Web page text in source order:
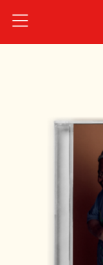
Startseite